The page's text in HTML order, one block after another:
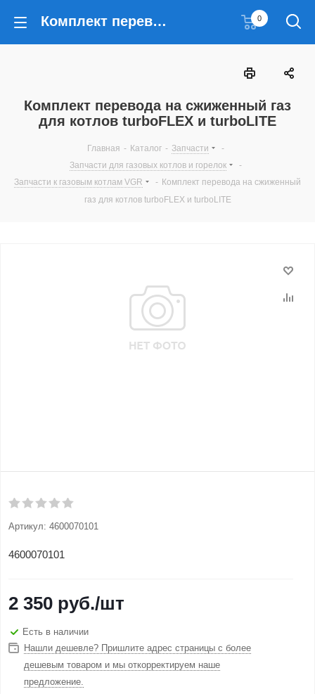
Комплект перевода на сжиженный газ для котлов turboFLEX и turboLITE 0
Комплект перевода на сжиженный газ
для котлов turboFLEX и turboLITE
Главная - Каталог - Запчасти
-
Запчасти для газовых котлов и горелок
-
Запчасти к газовым котлам VGR
- Комплект перевода на сжиженный
газ для котлов turboFLEX и turboLITE
Артикул: 4600070101
4600070101
2 350 руб./шт
Есть в наличии
Нашли дешевле? Пришлите адрес страницы с более
дешевым товаром и мы откорректируем наше
предложение.